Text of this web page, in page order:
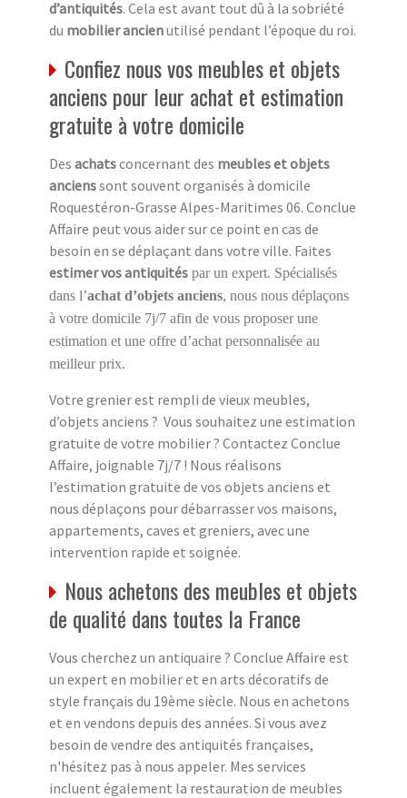
d’antiquités. Cela est avant tout dû à la sobriété
du mobilier ancienutilisé pendant l’époque du roi.
Confiez nous vos meubles et objets
anciens pour leur achat et estimation
gratuite à votre domicile
Des achatsconcernant des meubles et objets
ancienssont souvent organisés à domicile
Roquestéron-Grasse Alpes-Maritimes 06. Conclue
Affaire peut vous aider sur ce point en cas de
besoin en se déplaçant dans votre ville. Faites
estimer vos antiquités par un expert. Spécialisés
dans l’achat d’objets anciens, nous nous déplaçons
à votre domicile 7j/7 afin de vous proposer une
estimation et une offre d’achat personnalisée au
meilleur prix.
Votre grenier est rempli de vieux meubles,
d’objets anciens ? Vous souhaitez une estimation
gratuite de votre mobilier ? Contactez Conclue
Affaire, joignable 7j/7 ! Nous réalisons
l’estimation gratuite de vos objets anciens et
nous déplaçons pour débarrasser vos maisons,
appartements, caves et greniers, avec une
intervention rapide et soignée.
Nous achetons des meubles et objets
de qualité dans toutes la France
Vous cherchez un antiquaire ? Conclue Affaire est
un expert en mobilier et en arts décoratifs de
style français du 19ème siècle. Nous en achetons
et en vendons depuis des années. Si vous avez
besoin de vendre des antiquités françaises,
n'hésitez pas à nous appeler. Mes services
incluent également la restauration de meubles